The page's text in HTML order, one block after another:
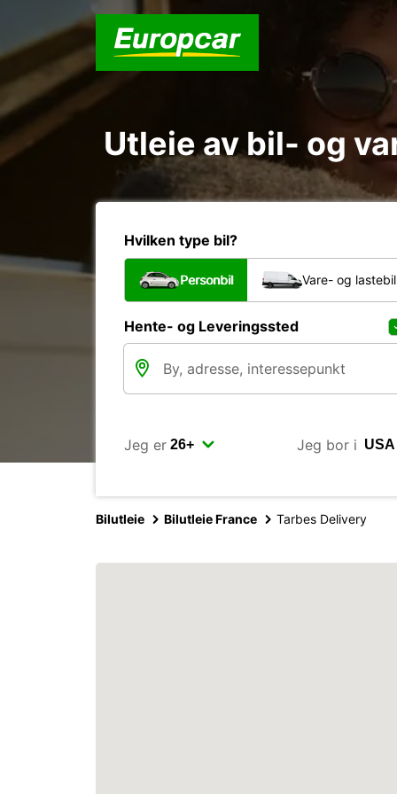
Utleie av bil- og
Hvilken type bil?
Personbil Vare- og lastebil
Hente- og Leveringssted
Jeg er Jeg bor i
Bilutleie Bilutleie France Tarbes Delivery